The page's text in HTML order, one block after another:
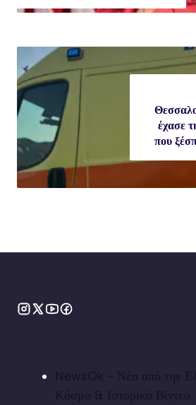
έχασε
που
NewsOk - Νέα από την
Κόσμο & Ιστορικά Βίντεο